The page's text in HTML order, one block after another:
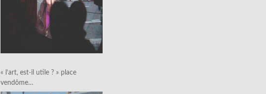
« l’art, est-il utile ? » place
vendôme…